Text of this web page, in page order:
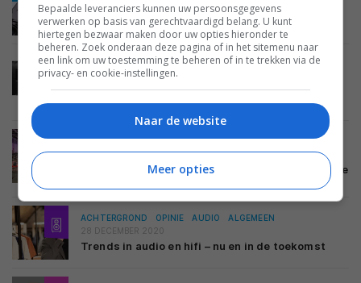
ADV: Alles wat je moet weten over een 8K HDMI
kabel
NIEUWS AUDIO
BRONNEN EN SPELERS
RECEIVERS EN VERSTERKERS
Denon en Marantz vinden oplossing voor Xbox
Series X HDMI-probleem (update)
ACHTERGROND OPINIE BEELD
ALGEMEEN
30 DECEMBER 2020
2020: een weinig sprankelend tussenjaar voor de
ACHTERGROND OPINIE AUDIO
ALGEMEEN
28 DECEMBER 2020
Trends in audio en hifi – nu en in de toekomst
Bepaalde leveranciers kunnen uw persoonsgegevens
verwerken op basis van gerechtvaardigd belang. U kunt
hiertegen bezwaar maken door uw opties hieronder te
beheren. Zoek onderaan deze pagina of in het sitemenu naar
een link om uw toestemming te beheren of in te trekken via de
privacy- en cookie-instellingen.
Naar de website
Meer opties